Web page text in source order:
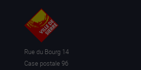
Rue du Bourg 14
Case postale 96